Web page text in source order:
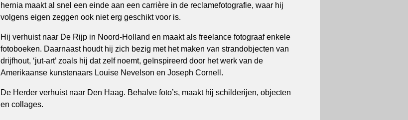
hernia maakt al snel een einde aan een carrière in de reclamefotografie, waar hij
volgens eigen zeggen ook niet erg geschikt voor is.
Hij verhuist naar De Rijp in Noord-Holland en maakt als freelance fotograaf enkele
fotoboeken. Daarnaast houdt hij zich bezig met het maken van strandobjecten van
drijfhout, ‘jut-art’ zoals hij dat zelf noemt, geïnspireerd door het werk van de
Amerikaanse kunstenaars Louise Nevelson en Joseph Cornell.
De Herder verhuist naar Den Haag. Behalve foto’s, maakt hij schilderijen, objecten
en collages.